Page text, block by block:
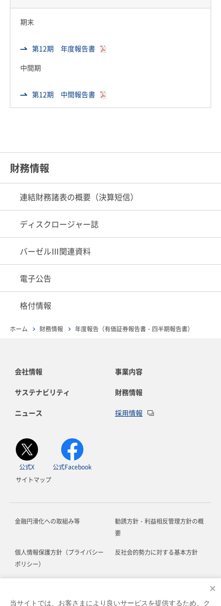
×
当サイトでは、お客さまにより良いサービスを提供するため、ク
期末
第12期 年度報告書
中間期
第12期 中間報告書
財務情報
連結財務諸表の概要（決算短信）
ディスクロージャー誌
バーゼルⅢ関連資料
電子公告
格付情報
ホーム 財務情報 年度報告（有価証券報告書・四半期報告書）
会社情報 事業内容
サステナビリティ 財務情報
ニュース 採用情報
公式X
公式Facebook
サイトマップ
金融円滑化への取組み等
勧誘方針・利益相反管理方針の概
要
個人情報保護方針（プライバシー
ポリシー）
反社会的勢力に対する基本方針